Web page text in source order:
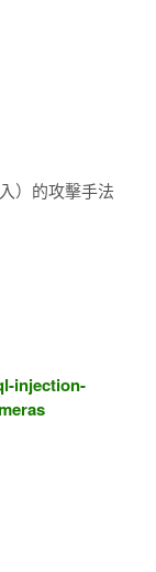
）的攻擊手法
injection-